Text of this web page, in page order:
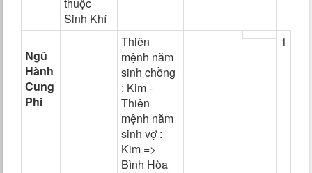
Sinh Khí
Ngũ
Hành
Cung
Phi
Thiên
mệnh năm
sinh chồng
: Kim -
Thiên
mệnh năm
sinh vợ :
Kim =>
Bình Hòa
1